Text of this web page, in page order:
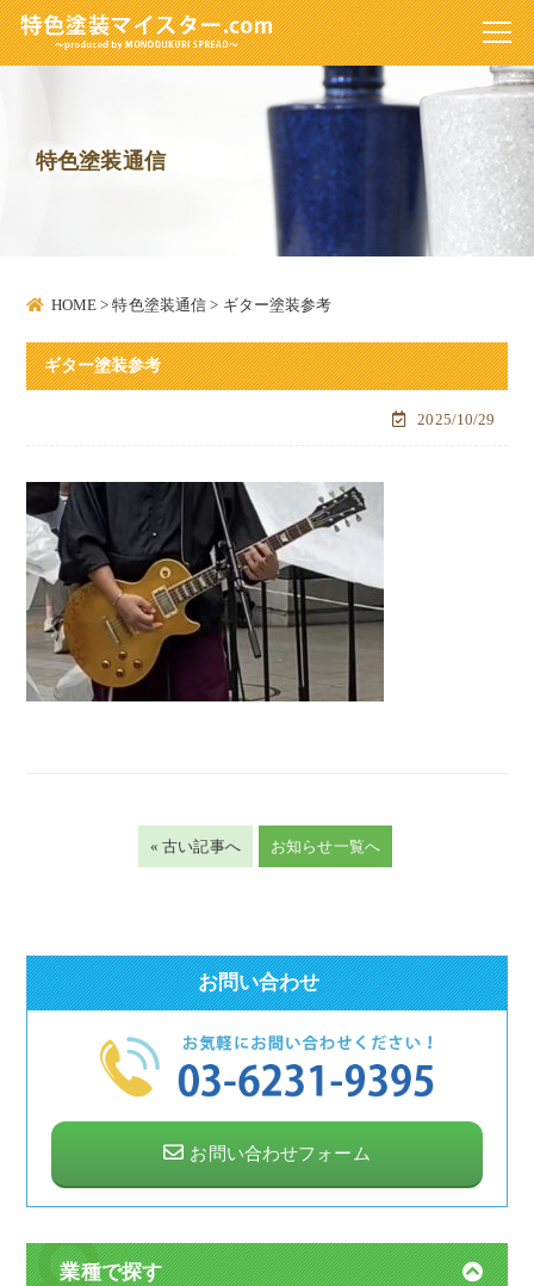
特色塗装通信
HOME >特色塗装通信 > ギター塗装参考
ギター塗装参考
2025/10/29
« 古い記事へ お知らせ一覧へ
お問い合わせ
お問い合わせフォーム
業種で探す